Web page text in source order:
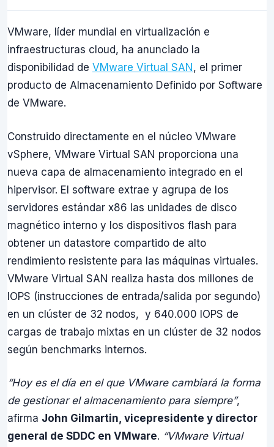
VMware, líder mundial en virtualización e
infraestructuras cloud, ha anunciado la
disponibilidad de VMware Virtual SAN , el primer
producto de Almacenamiento Definido por Software
de VMware.
Construido directamente en el núcleo VMware
vSphere, VMware Virtual SAN proporciona una
nueva capa de almacenamiento integrado en el
hipervisor. El software extrae y agrupa de los
servidores estándar x86 las unidades de disco
magnético interno y los dispositivos flash para
obtener un datastore compartido de alto
rendimiento resistente para las máquinas virtuales.
VMware Virtual SAN realiza hasta dos millones de
IOPS (instrucciones de entrada/salida por segundo)
en un clúster de 32 nodos, y 640.000 IOPS de
cargas de trabajo mixtas en un clúster de 32 nodos
según benchmarks internos.
“Hoy es el día en el que VMware cambiará la forma
de gestionar el almacenamiento para siempre”,
afirma John Gilmartin, vicepresidente y director
general de SDDC en VMware. “VMware Virtual